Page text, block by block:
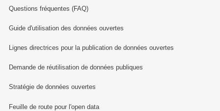
Questions fréquentes (FAQ)
Guide d'utilisation des données ouvertes
Lignes directrices pour la publication de données ouvertes
Demande de réutilisation de données publiques
Stratégie de données ouvertes
Feuille de route pour l'open data